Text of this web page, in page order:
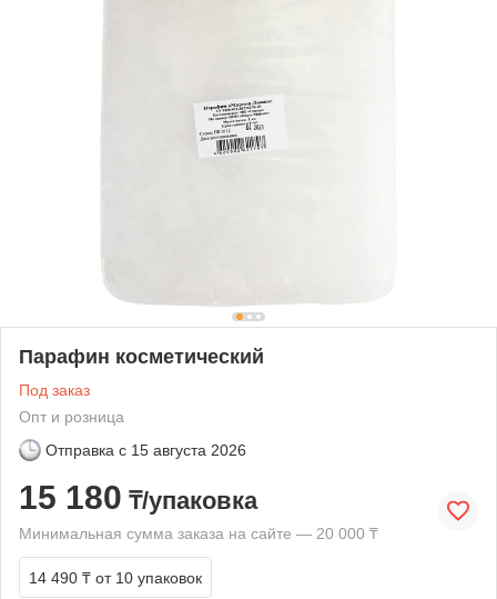
Парафин косметический
Под заказ
Опт и розница
Отправка с 15 августа 2026
15 180 ₸/упаковка
Минимальная сумма заказа на сайте — 20 000 ₸
14 490 ₸ от 10 упаковок